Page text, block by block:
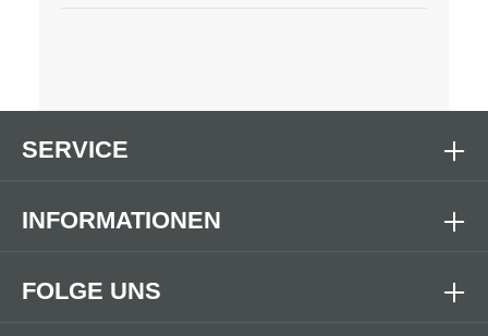
FOLGE UNS
SERVICE
INFORMATIONEN